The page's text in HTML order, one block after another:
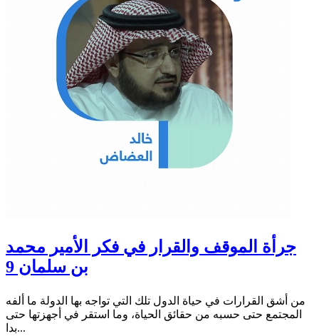
جرأة الموقف والقرار في فكر الأمير محمد
بن سلمان 9
من أشق القرارات في حياة الدول تلك التي تواجه بها الدولة ما ألفه
المجتمع حتى حسبه من حقائق الحياة، وما استقر في أجهزتها حتى
بدا...